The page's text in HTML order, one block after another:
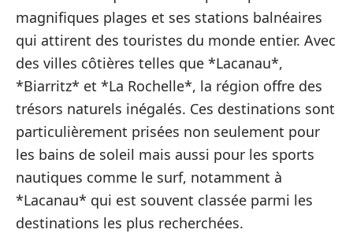
magnifiques plages et ses stations balnéaires
qui attirent des touristes du monde entier. Avec
des villes côtières telles que *Lacanau*,
*Biarritz* et *La Rochelle*, la région offre des
trésors naturels inégalés. Ces destinations sont
particulièrement prisées non seulement pour
les bains de soleil mais aussi pour les sports
nautiques comme le surf, notamment à
*Lacanau* qui est souvent classée parmi les
destinations les plus recherchées.